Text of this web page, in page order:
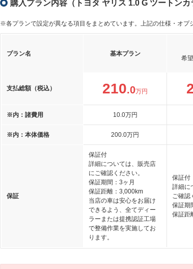
購入プラン内容（トヨタ ヤリス 1.0 G ツートン
※各プランで設定が異なる項目をまとめています。上記の仕様・オプ
プラン名 基本プラン
希
支払総額（税込） 210.0万円
※内：諸費用 10.0万円
※内：本体価格 200.0万円
保証
保証付
詳細については、販売店
にご確認ください。
保証期間：3ヶ月
保証距離：3,000km
当店の車は安心をお届け
できるよう、全てディー
ラーまたは提携認証工場
で整備作業を実施してお
ります。
保証付
詳細に
ご確認
保証期
保証距